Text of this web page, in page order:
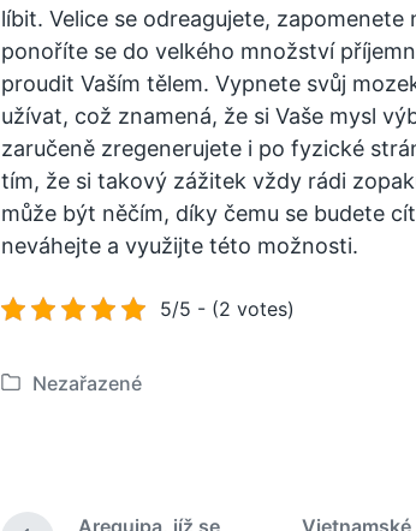
líbit. Velice se odreagujete, zapomenete
ponoříte se do velkého množství
proudit Vaším tělem. Vypnete svůj
užívat, což znamená, že si Vaše mysl
zaručeně zregenerujete i po fyzické
tím, že si takový zážitek vždy rádi
může být něčím, díky čemu se budete
neváhejte a využijte této možnosti.
5/5 - (2 votes)
P
Nezařazené
Arequipa, jíž se
Vietnamské